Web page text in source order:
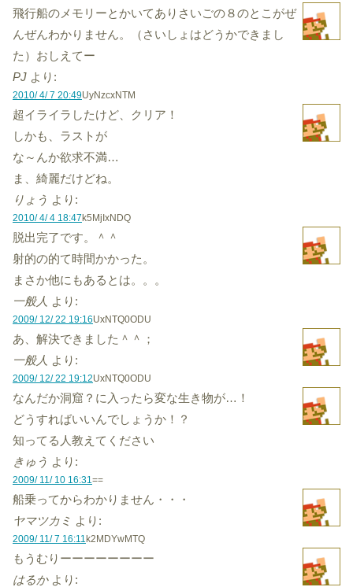
飛行船のメモリーとかいてありさいごの８のとこがぜ
んぜんわかりません。（さいしょはどうかできまし
た）おしえてー
PJ より:
2010/ 4/ 7 20:49UyNzcxNTM
超イライラしたけど、クリア！
しかも、ラストが
な～んか欲求不満…
ま、綺麗だけどね。
りょう より:
2010/ 4/ 4 18:47k5MjIxNDQ
脱出完了です。＾＾
射的の的て時間かかった。
まさか他にもあるとは。。。
一般人 より:
2009/ 12/ 22 19:16UxNTQ0ODU
あ、解決できました＾＾；
一般人 より:
2009/ 12/ 22 19:12UxNTQ0ODU
なんだか洞窟？に入ったら変な生き物が…！
どうすればいいんでしょうか！？
知ってる人教えてください
きゅう より:
2009/ 11/ 10 16:31==
船乗ってからわかりません・・・
ヤマツカミ より:
2009/ 11/ 7 16:11k2MDYwMTQ
もうむりーーーーーーーー
はるか より: